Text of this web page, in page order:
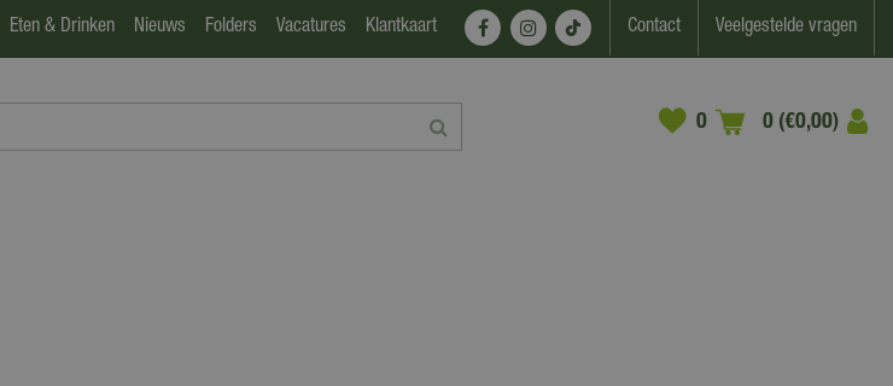
Eten & Drinken Nieuws Folders Vacatures Klantkaart Contact Veelgestelde vragen
0 (€0,00)